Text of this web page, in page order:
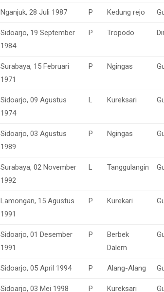
Nganjuk, 28 Juli 1987 P Kedung rejo
Sidoarjo, 19 September
1984
P Tropodo
Surabaya, 15 Februari
1971
P Ngingas
Sidoarjo, 09 Agustus
1974
L Kureksari
Sidoarjo, 03 Agustus
1989
P Ngingas
Surabaya, 02 November
1992
L Tanggulangin
Lamongan, 15 Agustus
1991
P Kurekari
Sidoarjo, 01 Desember
1991
P
Berbek
Dalem
Sidoarjo, 05 April 1994 P Alang-Alang
Sidoarjo, 03 Mei 1998 P Kureksari